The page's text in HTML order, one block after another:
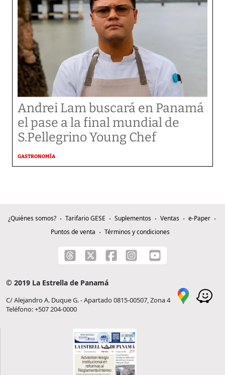
Andrei Lam buscará en Panamá
el pase a la final mundial de
S.Pellegrino Young Chef
GASTRONOMÍA
¿Quiénes somos? Tarifario GESE Suplementos Ventas
e-Paper
Puntos de venta
Términos y condiciones
© 2019 La Estrella de Panamá
C/ Alejandro A. Duque G. - Apartado 0815-00507, Zona 4
Teléfono: +507 204-0000